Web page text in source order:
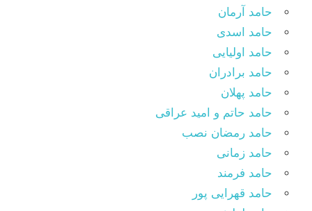
حامد آرمان
حامد اسدی
حامد اولیایی
حامد برادران
حامد پهلان
حامد حاتم و امید عراقی
حامد رمضان نصب
حامد زمانی
حامد فرمند
حامد قهرایی پور